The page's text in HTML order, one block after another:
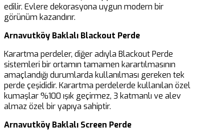
edilir. Evlere dekorasyona uygun modern bir
görünüm kazandırır.
Arnavutköy Baklalı Blackout Perde
Karartma perdeler, diğer adıyla Blackout Perde
sistemleri bir ortamın tamamen karartılmasının
amaçlandığı durumlarda kullanılması gereken tek
perde çeşididir. Karartma perdelerde kullanılan özel
kumaşlar %100 ışık geçirmez, 3 katmanlı ve alev
almaz özel bir yapıya sahiptir.
Arnavutköy Baklalı Screen Perde